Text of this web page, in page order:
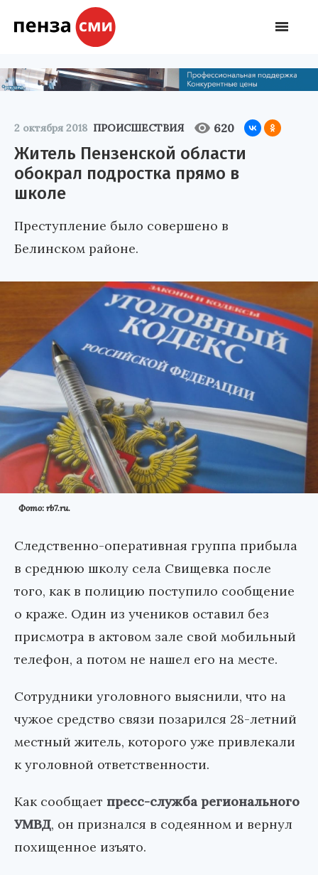
2 октября 2018 ПРОИСШЕСТВИЯ 620
Житель Пензенской области
обокрал подростка прямо в
школе
Преступление было совершено в
Белинском районе.
Фото: rb7.ru.
Следственно-оперативная группа прибыла
в среднюю школу села Свищевка после
того, как в полицию поступило сообщение
о краже. Один из учеников оставил без
присмотра в актовом зале свой мобильный
телефон, а потом не нашел его на месте.
Сотрудники уголовного выяснили, что на
чужое средство связи позарился 28-летний
местный житель, которого уже привлекали
к уголовной ответственности.
Как сообщает пресс-служба регионального
УМВД, он признался в содеянном и вернул
похищенное изъято.